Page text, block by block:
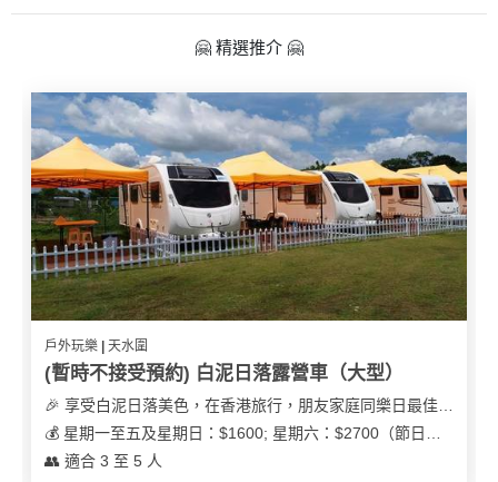
🤗 精選推介 🤗
戶外玩樂 | 天水圍
(暫時不接受預約) 白泥日落露營車（大型）
👥 適合 3 至 5 人